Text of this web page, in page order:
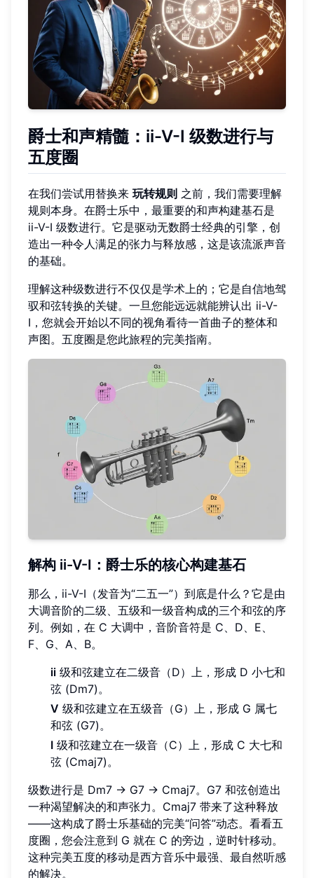
爵士和声精髓：ii-V-I 级数进行与
五度圈
在我们尝试用替换来 玩转规则 之前，我们需要理解
规则本身。在爵士乐中，最重要的和声构建基石是
ii-V-I 级数进行。它是驱动无数爵士经典的引擎，创
造出一种令人满足的张力与释放感，这是该流派声音
的基础。
理解这种级数进行不仅仅是学术上的；它是自信地驾
驭和弦转换的关键。一旦您能远远就能辨认出 ii-V-
I，您就会开始以不同的视角看待一首曲子的整体和
声图。五度圈是您此旅程的完美指南。
解构 ii-V-I：爵士乐的核心构建基石
那么，ii-V-I（发音为“二五一”）到底是什么？它是由
大调音阶的二级、五级和一级音构成的三个和弦的序
列。例如，在 C 大调中，音阶音符是 C、D、E、
F、G、A、B。
ii 级和弦建立在二级音（D）上，形成 D 小七和
弦 (Dm7)。
V 级和弦建立在五级音（G）上，形成 G 属七
和弦 (G7)。
I 级和弦建立在一级音（C）上，形成 C 大七和
弦 (Cmaj7)。
级数进行是 Dm7 → G7 → Cmaj7。G7 和弦创造出
一种渴望解决的和声张力。Cmaj7 带来了这种释放
——这构成了爵士乐基础的完美“问答”动态。看看五
度圈，您会注意到 G 就在 C 的旁边，逆时针移动。
这种完美五度的移动是西方音乐中最强、最自然听感
的解决。